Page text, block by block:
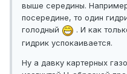
выше середины.
посередине, то один
голодный
. И как
гидрик успокаивается.
Ну а давку картерных